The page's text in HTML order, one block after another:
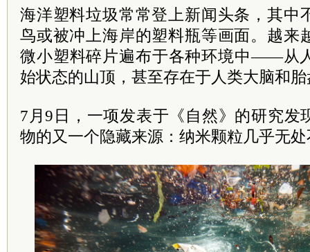
海洋塑料垃圾常常登上新闻头条，其中
鸟或被冲上海岸的塑料瓶等画面。越来
微小塑料碎片遍布于各种环境中——从
始状态的山顶，甚至存在于人类大脑和
7月9日，一项发表于《自然》的研究发
物的又一个隐藏来源：纳米颗粒几乎无